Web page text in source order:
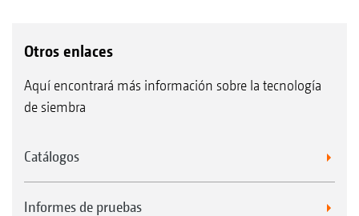
Otros enlaces
Aquí encontrará más información sobre la tecnología
de siembra
Catálogos
Informes de pruebas